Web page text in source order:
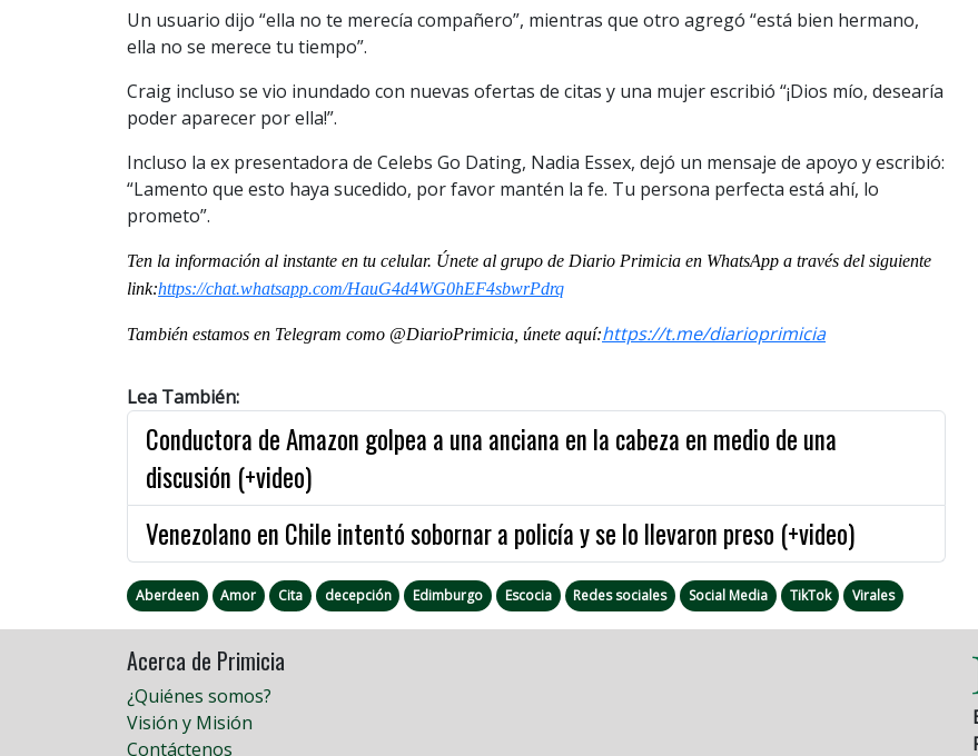
Un usuario dijo “ella no te merecía compañero”, mientras que otro agregó “está bien hermano,
ella no se merece tu tiempo”.
Craig incluso se vio inundado con nuevas ofertas de citas y una mujer escribió “¡Dios mío, desearía
poder aparecer por ella!”.
Incluso la ex presentadora de Celebs Go Dating, Nadia Essex, dejó un mensaje de apoyo y escribió:
“Lamento que esto haya sucedido, por favor mantén la fe. Tu persona perfecta está ahí, lo
prometo”.
Ten la información al instante en tu celular. Únete al grupo de Diario Primicia en WhatsApp a través del siguiente
link:https://chat.whatsapp.com/HauG4d4WG0hEF4sbwrPdrq
También estamos en Telegram como @DiarioPrimicia, únete aquí:https://t.me/diarioprimicia
Lea También:
Conductora de Amazon golpea a una anciana en la cabeza en medio de una
discusión (+video)
Venezolano en Chile intentó sobornar a policía y se lo llevaron preso (+video)
Aberdeen Amor Cita decepción Edimburgo Escocia Redes sociales Social Media TikTok Virales
Acerca de Primicia
¿Quiénes somos?
Visión y Misión
Contáctenos